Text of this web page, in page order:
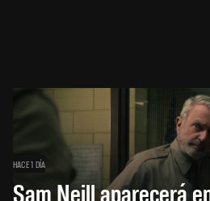
HACE 1 DÍA
Sam Neill aparecerá